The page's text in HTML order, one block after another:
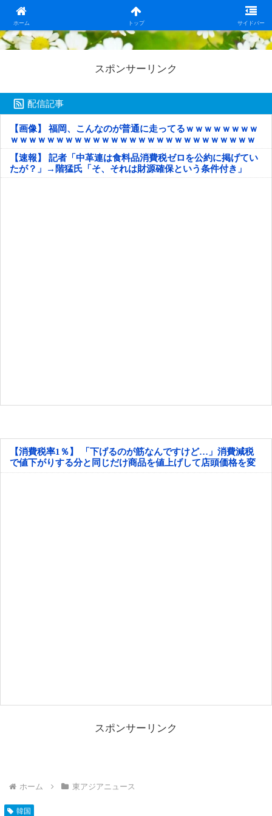
ホーム トップ サイドバー
日本第一！ニュース録
スポンサーリンク
配信記事
【画像】 福岡、こんなのが普通に走ってるｗｗｗｗｗｗｗｗ
ｗｗｗｗｗｗｗｗｗｗｗｗｗｗｗｗｗｗｗｗｗｗｗｗｗｗｗ
ｗｗｗｗｗ
【速報】 記者「中革連は食料品消費税ゼロを公約に掲げてい
たが？」→階猛氏「そ、それは財源確保という条件付き」
【消費税率1％】 「下げるのが筋なんですけど…」消費減税
で値下がりする分と同じだけ商品を値上げして店頭価格を変
えない店も
スポンサーリンク
ホーム 東アジアニュース
韓国